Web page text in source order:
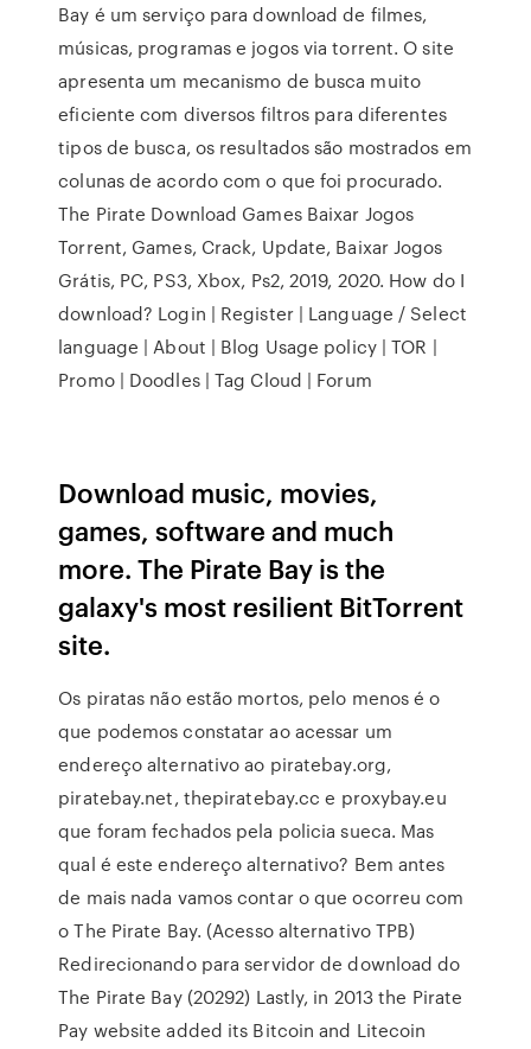
Bay é um serviço para download de filmes,
músicas, programas e jogos via torrent. O site
apresenta um mecanismo de busca muito
eficiente com diversos filtros para diferentes
tipos de busca, os resultados são mostrados em
colunas de acordo com o que foi procurado.
The Pirate Download Games Baixar Jogos
Torrent, Games, Crack, Update, Baixar Jogos
Grátis, PC, PS3, Xbox, Ps2, 2019, 2020. How do I
download? Login | Register | Language / Select
language | About | Blog Usage policy | TOR |
Promo | Doodles | Tag Cloud | Forum
Download music, movies,
games, software and much
more. The Pirate Bay is the
galaxy's most resilient BitTorrent
site.
Os piratas não estão mortos, pelo menos é o
que podemos constatar ao acessar um
endereço alternativo ao piratebay.org,
piratebay.net, thepiratebay.cc e proxybay.eu
que foram fechados pela policia sueca. Mas
qual é este endereço alternativo? Bem antes
de mais nada vamos contar o que ocorreu com
o The Pirate Bay. (Acesso alternativo TPB)
Redirecionando para servidor de download do
The Pirate Bay (20292) Lastly, in 2013 the Pirate
Pay website added its Bitcoin and Litecoin